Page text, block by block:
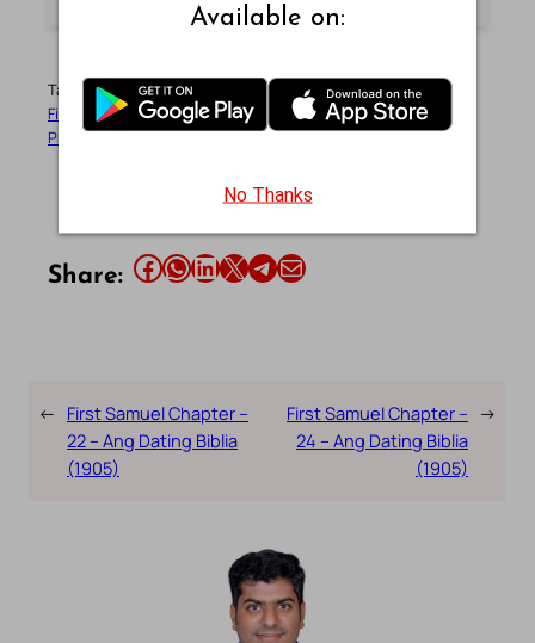
Tags: ADB Ang Dating Biblia Bible Bible Book Bible Verse
First Samuel
God’s Word Holy Bible Old Testament
Philippines Bible Tagalog Tagalog Bible
Share: Share this article on Facebook Share this article on WhatsApp Share this article on LinkedIn Share this article on X Share this article on TelegramEmail this Article
← First Samuel Chapter –
22 – Ang Dating Biblia
(1905)
First Samuel Chapter –
24 – Ang Dating Biblia
(1905)
→
Available on:
No Thanks